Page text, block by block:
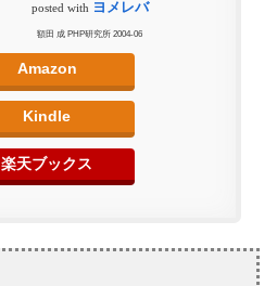
posted with ヨメレバ
額田 成 PHP研究所 2004-06
Amazon
Kindle
楽天ブックス